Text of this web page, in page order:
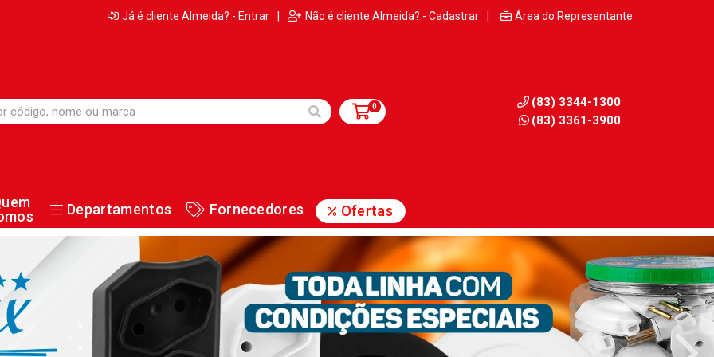
Já é cliente Almeida? - Entrar | Não é cliente Almeida? - Cadastrar | Área do Representante
0
(83) 3344-1300
(83) 3361-3900
Departamentos Fornecedores Ofertas